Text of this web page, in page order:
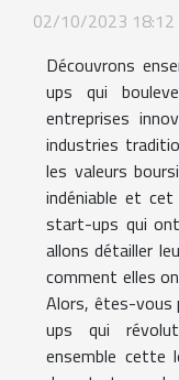
02/10/2023 18:12
Découvrons
ups qui
entreprises
industries
les valeurs
indéniable et
start-ups qui
allons détailler
comment elles
Alors, êtes-vous
ups qui
ensemble cette